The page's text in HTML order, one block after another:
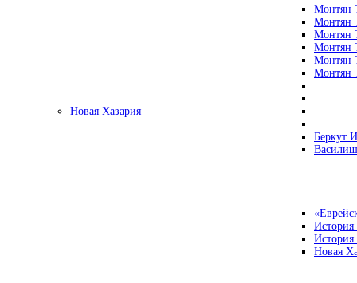
Монтян
Монтян
Монтян
Монтян
Монтян
Монтян
Новая Хазария
Беркут
Новая